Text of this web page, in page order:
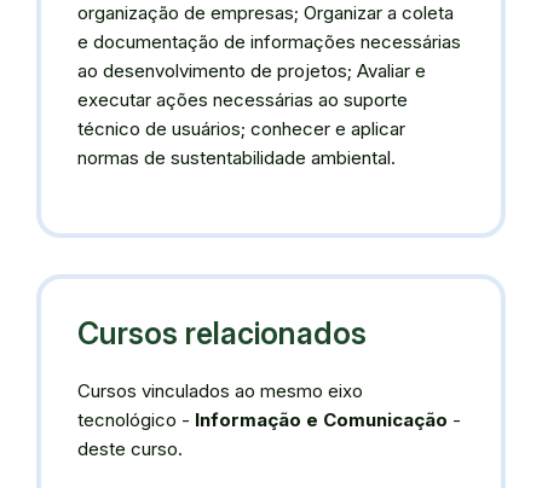
organização de empresas; Organizar a coleta
e documentação de informações necessárias
ao desenvolvimento de projetos; Avaliar e
executar ações necessárias ao suporte
técnico de usuários; conhecer e aplicar
normas de sustentabilidade ambiental.
Cursos relacionados
Cursos vinculados ao mesmo eixo
tecnológico - Informação e Comunicação -
deste curso.